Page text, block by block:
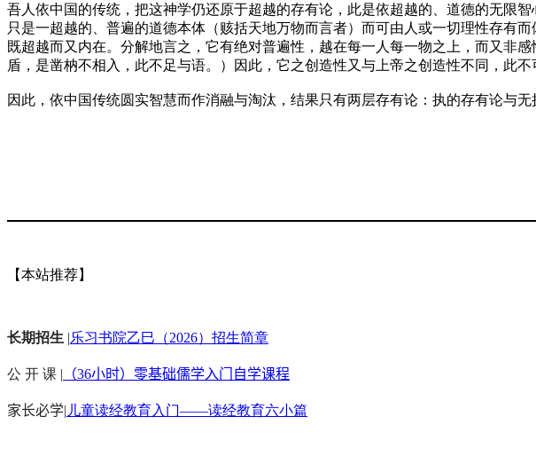
吾人依中国的传统，把这神学仍还原于超越的存有论，此是依超越的、道德的无限
只是一超越的、普遍的道德本体（赅括天地万物而言者）而可由人或一切理性存有
既超越而又内在。分解地言之，它有绝对普遍性，越在每一人每一物之上，而又非
盾，是凿枘不相入，此不足与语。）因此，它之创造性又与上帝之创造性不同，此不
因此，依中国传统圆实智慧而作消融与淘汰，结果只有两层存有论：执的存有论与无
【本站推荐】
长期招生 |乐习书院乙巳（2026）招生简章
公 开 课 | （36小时）零基础儒学入门自学课程
家长必学| 儿童读经教育入门——读经教育六小篇